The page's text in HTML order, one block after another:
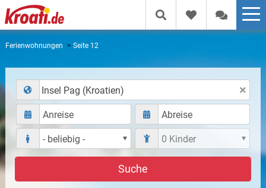
Ferienwohnungen Seite 12
Insel Pag (Kroatien)
Suche